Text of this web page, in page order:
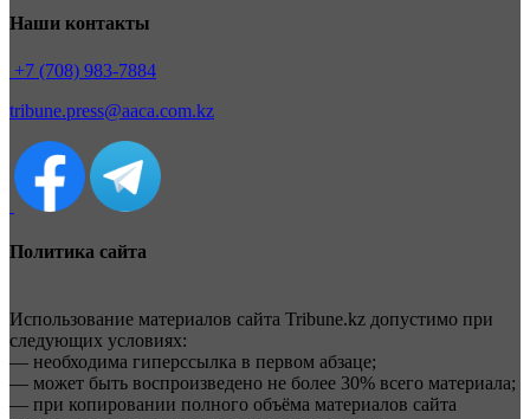
Наши контакты
+7 (708) 983-7884
tribune.press@aaca.com.kz
Политика сайта
Использование материалов сайта Tribune.kz допустимо при
следующих условиях:
— необходима гиперссылка в первом абзаце;
— может быть воспроизведено не более 30% всего материала;
— при копировании полного объёма материалов сайта